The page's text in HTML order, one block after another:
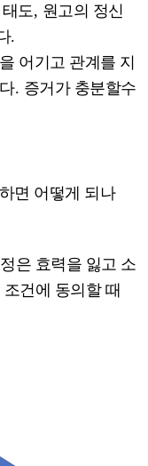
도, 원고의 정신
.
어기고 관계를 지
. 증거가 충분할수
면 어떻게 되나
은 효력을 잃고 소
건에 동의할 때